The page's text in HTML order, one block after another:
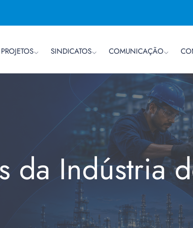
SINDICATOS COMUNICAÇÃO
da Indústria